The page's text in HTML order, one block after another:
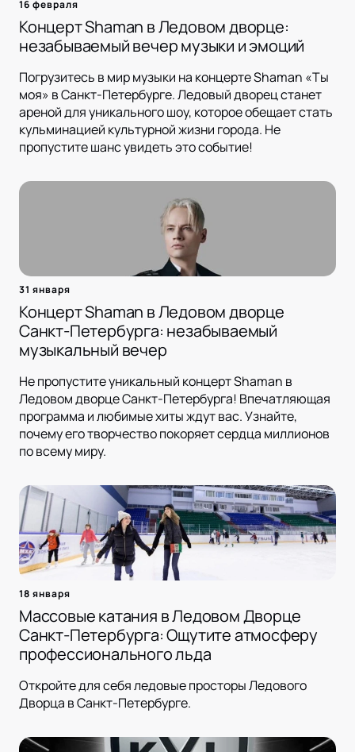
16 февраля
Концерт Shaman в Ледовом дворце:
незабываемый вечер музыки и эмоций
Погрузитесь в мир музыки на концерте Shaman «Ты
моя» в Санкт-Петербурге. Ледовый дворец станет
ареной для уникального шоу, которое обещает стать
кульминацией культурной жизни города. Не
пропустите шанс увидеть это событие!
31 января
Концерт Shaman в Ледовом дворце
Санкт-Петербурга: незабываемый
музыкальный вечер
Не пропустите уникальный концерт Shaman в
Ледовом дворце Санкт-Петербурга! Впечатляющая
программа и любимые хиты ждут вас. Узнайте,
почему его творчество покоряет сердца миллионов
по всему миру.
18 января
Массовые катания в Ледовом Дворце
Санкт-Петербурга: Ощутите атмосферу
профессионального льда
Откройте для себя ледовые просторы Ледового
Дворца в Санкт-Петербурге.